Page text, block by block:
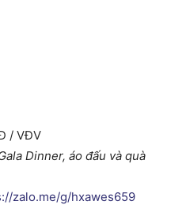
/ VĐV
Dinner, áo đấu và quà
zalo.me/g/hxawes659